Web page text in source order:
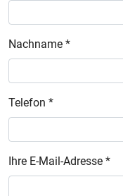
Nachname *
Telefon *
Ihre E-Mail-Adresse *